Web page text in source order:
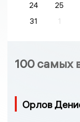
24
25
31
1
100 самых
Орлов